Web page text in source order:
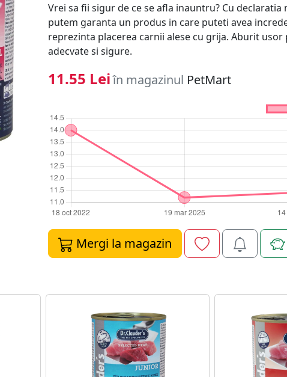
Vrei sa fii sigur de ce se afla inauntru? Cu
putem garanta un produs in care puteti avea
reprezinta placerea carnii alese cu grija. Aburit
adecvate si sigure.
11.55 Leiîn magazinul PetMart
Mergi la magazin